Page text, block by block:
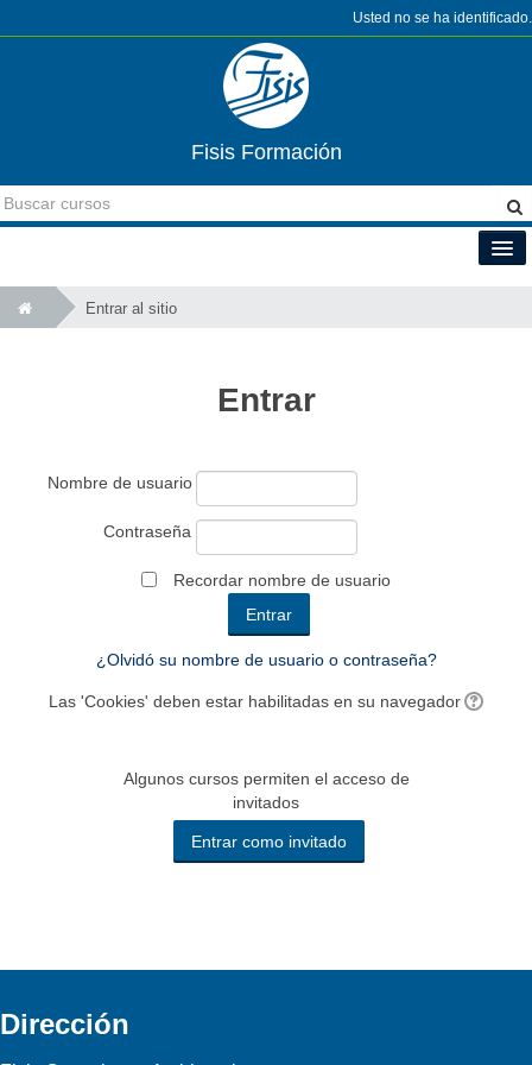
Usted no se ha identificado.
Fisis Formación
Español - Internacional (es)
Entrar al sitio
Entrar
Nombre de usuario
Contraseña
Recordar nombre de usuario
¿Olvidó su nombre de usuario o contraseña?
Las 'Cookies' deben estar habilitadas en su navegador
Algunos cursos permiten el acceso de
invitados
Dirección